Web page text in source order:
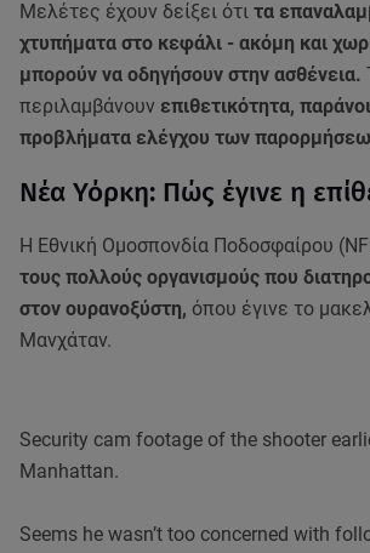
Μελέτες έχουν δείξει ότι τα
χτυπήματα στο κεφάλι - ακόμη και
μπορούν να οδηγήσουν στην ασθένεια.
περιλαμβάνουν επιθετικότητα,
προβλήματα ελέγχου των
Νέα Υόρκη: Πώς έγινε η
Η Εθνική Ομοσπονδία Ποδοσφαίρου
τους πολλούς οργανισμούς που
στον ουρανοξύστη, όπου έγινε το
Μανχάταν.
Security cam footage of the shooter
Manhattan.
Seems he wasn’t too concerned with